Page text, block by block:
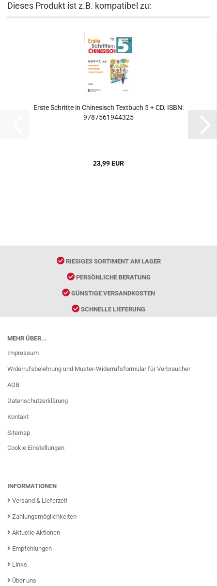
Dieses Produkt ist z.B. kompatibel zu:
Erste Schritte in Chinesisch Textbuch 5 + CD. ISBN:
9787561944325
23,99 EUR
RIESIGES SORTIMENT AM LAGER
PERSÖNLICHE BERATUNG
GÜNSTIGE VERSANDKOSTEN
SCHNELLE LIEFERUNG
MEHR ÜBER...
Impressum
Widerrufsbelehrung und Muster-Widerrufsformular für Verbraucher
AGB
Datenschutzerklärung
Kontakt
Sitemap
Cookie Einstellungen
INFORMATIONEN
Versand & Lieferzeit
Zahlungsmöglichkeiten
Aktuelle Aktionen
Empfehlungen
Links
Über uns